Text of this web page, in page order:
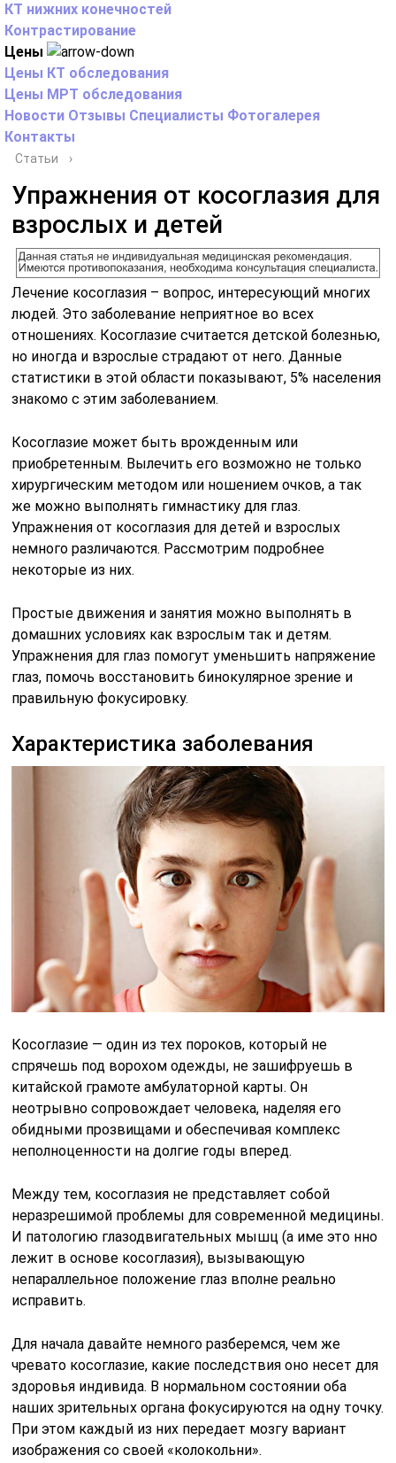
КТ нижних конечностей
Контрастирование
Цены
Цены КТ обследования
Цены МРТ обследования
Новости Отзывы Специалисты Фотогалерея
Контакты
Статьи ›
Упражнения от косоглазия для
взрослых и детей
Лечение косоглазия – вопрос, интересующий многих
людей. Это заболевание неприятное во всех
отношениях. Косоглазие считается детской болезнью,
но иногда и взрослые страдают от него. Данные
статистики в этой области показывают, 5% населения
знакомо с этим заболеванием.
Косоглазие может быть врожденным или
приобретенным. Вылечить его возможно не только
хирургическим методом или ношением очков, а так
же можно выполнять гимнастику для глаз.
Упражнения от косоглазия для детей и взрослых
немного различаются. Рассмотрим подробнее
некоторые из них.
Простые движения и занятия можно выполнять в
домашних условиях как взрослым так и детям.
Упражнения для глаз помогут уменьшить напряжение
глаз, помочь восстановить бинокулярное зрение и
правильную фокусировку.
Характеристика заболевания
Косоглазие — один из тех пороков, который не
спрячешь под ворохом одежды, не зашифруешь в
китайской грамоте амбулаторной карты. Он
неотрывно сопровождает человека, наделяя его
обидными прозвищами и обеспечивая комплекс
неполноценности на долгие годы вперед.
Между тем, косоглазия не представляет собой
неразрешимой проблемы для современной медицины.
И патологию глазодвигательных мышц (а име это нно
лежит в основе косоглазия), вызывающую
непараллельное положение глаз вполне реально
исправить.
Для начала давайте немного разберемся, чем же
чревато косоглазие, какие последствия оно несет для
здоровья индивида. В нормальном состоянии оба
наших зрительных органа фокусируются на одну точку.
При этом каждый из них передает мозгу вариант
изображения со своей «колокольни».